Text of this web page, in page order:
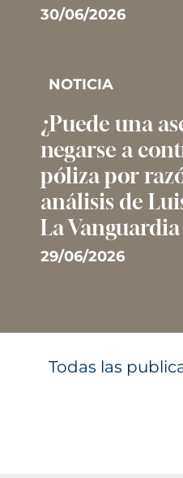
30/06/2026
NOTICIA
¿Puede una
negarse a
póliza por
análisis de
La Vanguardia
29/06/2026
Todas las